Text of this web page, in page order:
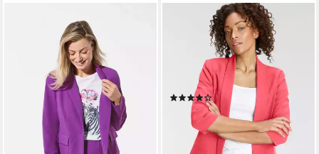
Jerseyblazer Kurzgröße:
Jersey-Blazer
UVP159,99 €
lieferbar - in 2-3 Werktagen bei dir
Kurzblazer ONLELLA –
Femininer Blazer mit 3/4-
Ärmeln und Raffung regular
fit, casual, Web, Kunstfaser, V-
Ausschnitt(312)
44,99 € UVP 59,99 €
-25%